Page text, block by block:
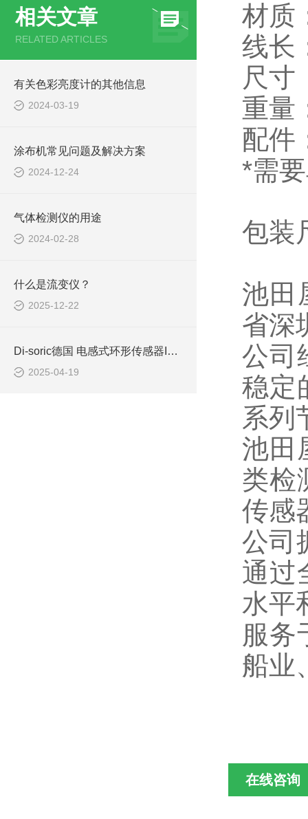
相关文章
RELATED ARTICLES
有关色彩亮度计的其他信息
2024-03-19
涂布机常见问题及解决方案
2024-12-24
气体检测仪的用途
2024-02-28
什么是流变仪？
2025-12-22
Di-soric德国 电感式环形传感器IRB 10 NS-B3
2025-04-19
材质
线长
尺寸
重量
配件
*需
包装
池田
省深
公司
稳定
系列
池田
类检
传感
公司
通过
水平
服务
船业
在线咨询